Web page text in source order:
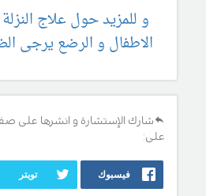
و للمزيد حول علاج
الاطفال و الرضع يرجى
شارك الإستشارة و انشرها على
على:
فيسبوك تويتر